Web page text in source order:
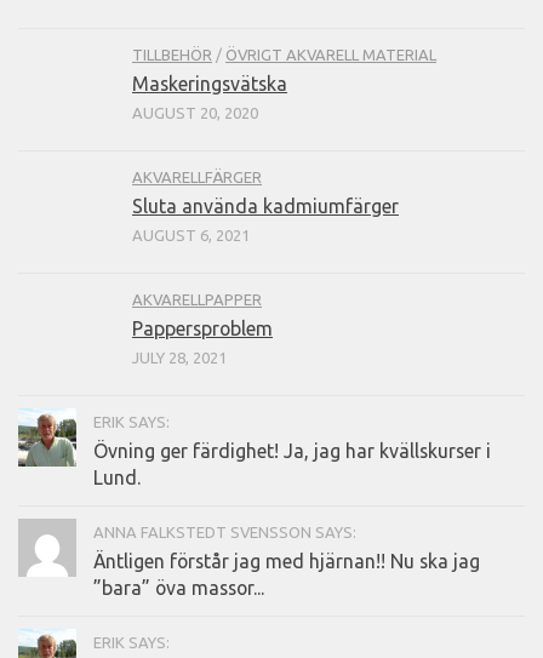
TILLBEHÖR / ÖVRIGT AKVARELL MATERIAL
Maskeringsvätska
AUGUST 20, 2020
AKVARELLFÄRGER
Sluta använda kadmiumfärger
AUGUST 6, 2021
AKVARELLPAPPER
Pappersproblem
JULY 28, 2021
ERIK SAYS:
Övning ger färdighet! Ja, jag har kvällskurser i
Lund.
ANNA FALKSTEDT SVENSSON SAYS:
Äntligen förstår jag med hjärnan!! Nu ska jag
”bara” öva massor...
ERIK SAYS: